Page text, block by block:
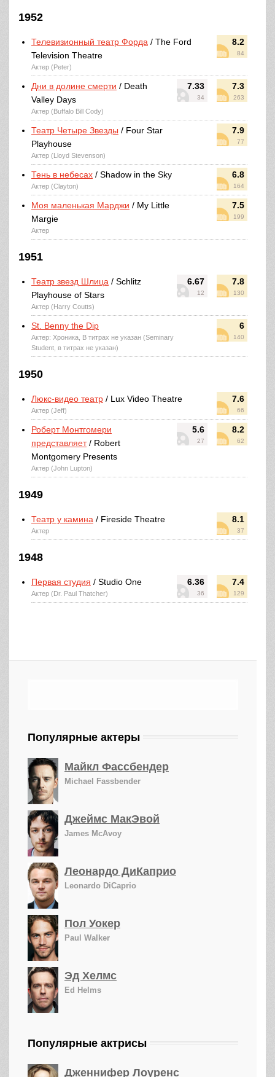
1952
8.2
84
Телевизионный театр Форда / The Ford
Television Theatre
Актер (Peter)
7.33
34
7.3
263
Дни в долине смерти / Death
Valley Days
Актер (Buffalo Bill Cody)
7.9
77
Театр Четыре Звезды / Four Star
Playhouse
Актер (Lloyd Stevenson)
6.8
164
Тень в небесах / Shadow in the Sky
Актер (Clayton)
7.5
199
Моя маленькая Марджи / My Little
Margie
Актер
1951
6.67
12
7.8
130
Театр звезд Шлица / Schlitz
Playhouse of Stars
Актер (Harry Coutts)
6
140
St. Benny the Dip
Актер: Хроника, В титрах не указан (Seminary
Student, в титрах не указан)
1950
7.6
66
Люкс-видео театр / Lux Video Theatre
Актер (Jeff)
5.6
27
8.2
62
Роберт Монтгомери
представляет/ Robert
Montgomery Presents
Актер (John Lupton)
1949
8.1
37
Театр у камина / Fireside Theatre
Актер
1948
6.36
36
7.4
129
Первая студия / Studio One
Актер (Dr. Paul Thatcher)
Популярные актеры
Майкл Фассбендер
Michael Fassbender
Джеймс МакЭвой
James McAvoy
Леонардо ДиКаприо
Leonardo DiCaprio
Пол Уокер
Paul Walker
Эд Хелмс
Ed Helms
Популярные актрисы
Дженнифер Лоуренс